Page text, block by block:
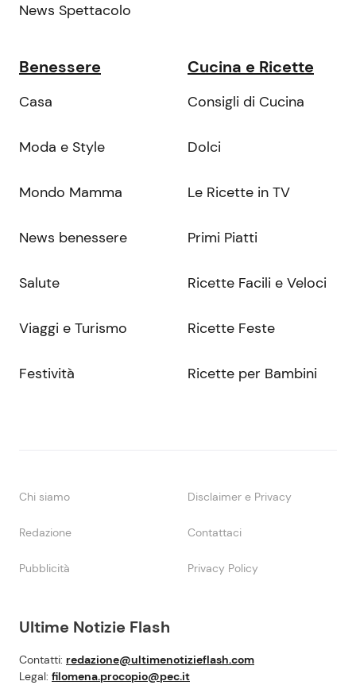
Ultime Notizie Flash
Contatti: redazione@ultimenotizieflash.com
Legal: filomena.procopio@pec.it
News Spettacolo
Benessere
Casa
Moda e Style
Mondo Mamma
News benessere
Salute
Viaggi e Turismo
Festività
Cucina e Ricette
Consigli di Cucina
Dolci
Le Ricette in TV
Primi Piatti
Ricette Facili e Veloci
Ricette Feste
Ricette per Bambini
Chi siamo Disclaimer e Privacy
Redazione Contattaci
Pubblicità Privacy Policy